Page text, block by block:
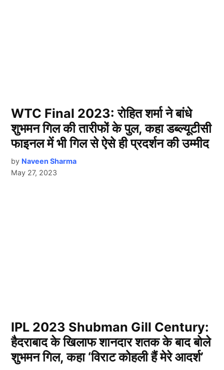
WTC Final 2023: रोहित शर्मा ने बांधे
शुभमन गिल की तारीफों के पुल, कहा डब्ल्यूटीसी
फाइनल में भी गिल से ऐसे ही प्रदर्शन की उम्मीद
by Naveen Sharma
May 27, 2023
IPL 2023 Shubman Gill Century:
हैदराबाद के खिलाफ शानदार शतक के बाद बोले
शुभमन गिल, कहा ‘विराट कोहली हैं मेरे आदर्श’